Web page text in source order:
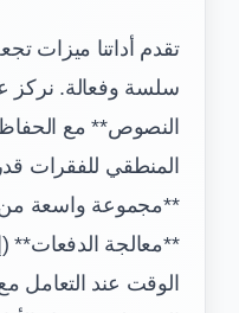
تقدم أداتنا ميزات
سلسة وفعالة. نركز
النصوص** مع
المنطقي للفقرات
**مجموعة واسعة من
**معالجة الدفعات**
الوقت عند التعامل